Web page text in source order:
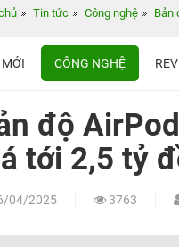
Tin tức Công nghệ Bản
CÔNG NGHỆ
độ
tới 2,5 tỷ
04/2025 3763